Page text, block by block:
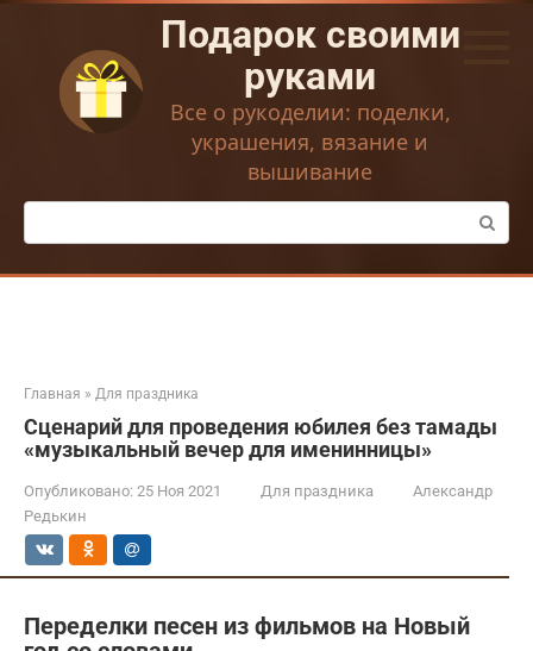
Перейти
контенту
Подарок своими
руками
Все о рукоделии: поделки,
украшения, вязание и
вышивание
Поиск:
Главная » Для праздника
Сценарий для проведения юбилея без тамады
«музыкальный вечер для именинницы»
Опубликовано: 25 Ноя 2021 Для праздника
Александр
Редькин
Переделки песен из фильмов на Новый